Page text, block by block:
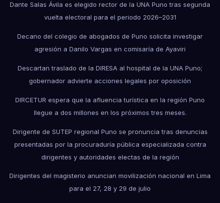
Dante Salas Ávila es elegido rector de la UNA Puno tras segunda
vuelta electoral para el periodo 2026–2031
Decano del colegio de abogados de Puno solicita investigar
agresión a Danilo Vargas en comisaría de Ayaviri
Descartan traslado de la DIRESA al hospital de la UNA Puno;
gobernador advierte acciones legales por oposición
DIRCETUR espera que la afluencia turística en la región Puno
llegue a dos millones en los próximos tres meses.
Dirigente de SUTEP regional Puno se pronuncia tras denuncias
presentadas por la procuraduría pública especializada contra
dirigentes y autoridades electas de la región
Dirigentes del magisterio anuncian movilización nacional en Lima
para el 27, 28 y 29 de julio